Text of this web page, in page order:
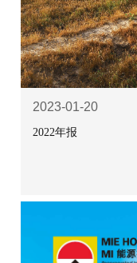
2023-01-20
2022年报